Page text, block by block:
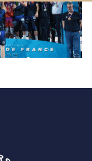
24/25-12